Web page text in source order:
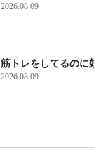
2026.08.09
筋トレをしてるのに
2026.08.09